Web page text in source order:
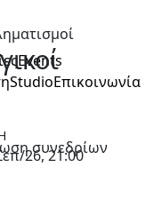
Events
StudioΕπικοινωνία
26, 21:00